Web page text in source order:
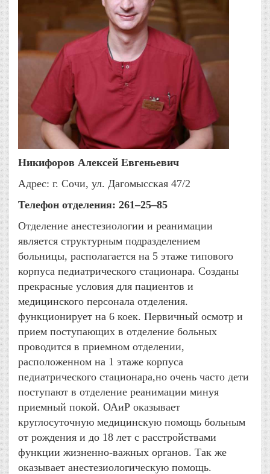
Никифоров Алексей Евгеньевич
Адрес: г. Сочи, ул. Дагомысская 47/2
Телефон отделения: 261–25–85
Отделение анестезиологии и реанимации
является структурным подразделением
больницы, располагается на 5 этаже типового
корпуса педиатрического стационара. Созданы
прекрасные условия для пациентов и
медицинского персонала отделения.
функционирует на 6 коек. Первичный осмотр и
прием поступающих в отделение больных
проводится в приемном отделении,
расположенном на 1 этаже корпуса
педиатрического стационара,но очень часто дети
поступают в отделение реанимации минуя
приемный покой. ОАиР оказывает
круглосуточную медицинскую помощь больным
от рождения и до 18 лет с расстройствами
функции жизненно-важных органов. Так же
оказывает анестезиологическую помощь.